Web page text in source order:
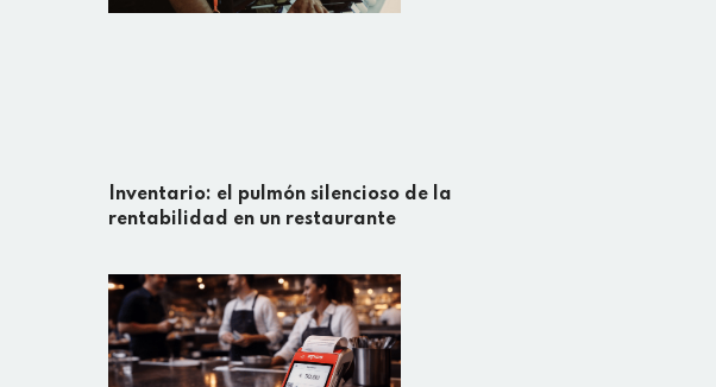
Inventario: el pulmón silencioso de la
rentabilidad en un restaurante